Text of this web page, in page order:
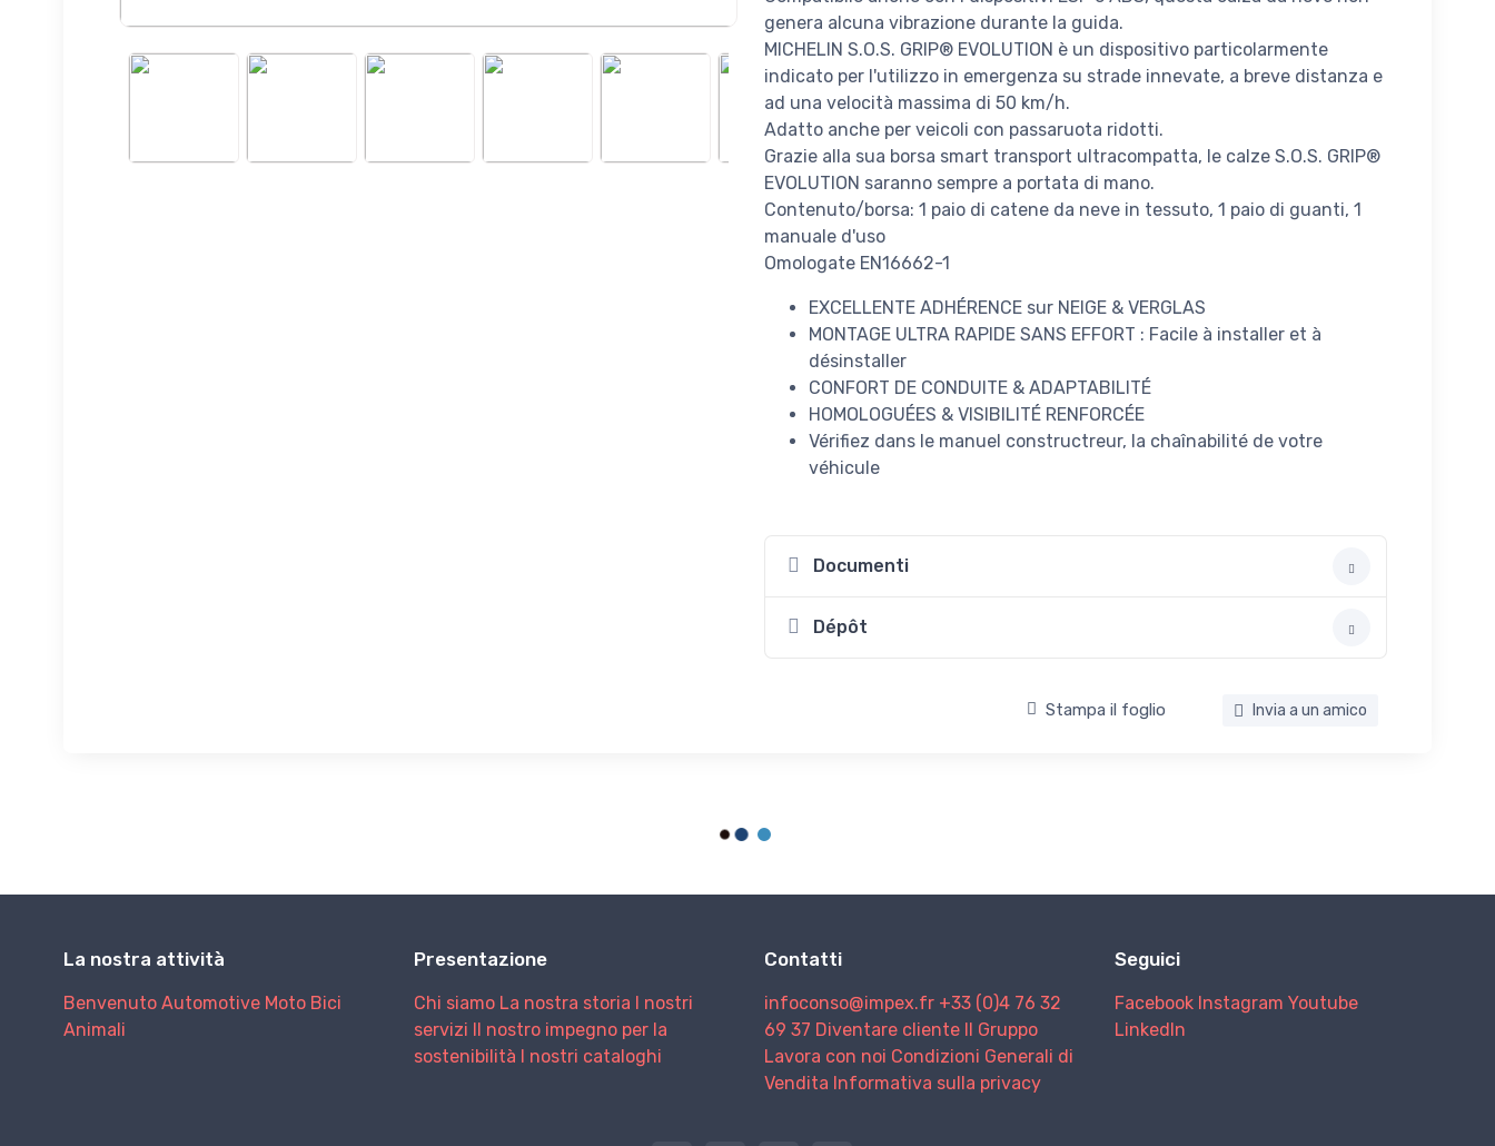
genera alcuna vibrazione durante la guida.
MICHELIN S.O.S. GRIP® EVOLUTION è un dispositivo particolarmente
indicato per l'utilizzo in emergenza su strade innevate, a breve distanza e
ad una velocità massima di 50 km/h.
Adatto anche per veicoli con passaruota ridotti.
Grazie alla sua borsa smart transport ultracompatta, le calze S.O.S. GRIP®
EVOLUTION saranno sempre a portata di mano.
Contenuto/borsa: 1 paio di catene da neve in tessuto, 1 paio di guanti, 1
manuale d'uso
Omologate EN16662-1
EXCELLENTE ADHÉRENCE sur NEIGE & VERGLAS
MONTAGE ULTRA RAPIDE SANS EFFORT : Facile à installer et à
désinstaller
CONFORT DE CONDUITE & ADAPTABILITÉ
HOMOLOGUÉES & VISIBILITÉ RENFORCÉE
Vérifiez dans le manuel constructreur, la chaînabilité de votre
véhicule
Documenti
Dépôt
Stampa il foglio Invia a un amico
La nostra attività
Benvenuto Automotive Moto Bici
Animali
Presentazione
Chi siamo La nostra storia I nostri
servizi Il nostro impegno per la
sostenibilità I nostri cataloghi
Contatti
infoconso@impex.fr +33 (0)4 76 32
69 37 Diventare cliente Il Gruppo
Lavora con noi Condizioni Generali di
Vendita Informativa sulla privacy
Seguici
Facebook Instagram Youtube
LinkedIn